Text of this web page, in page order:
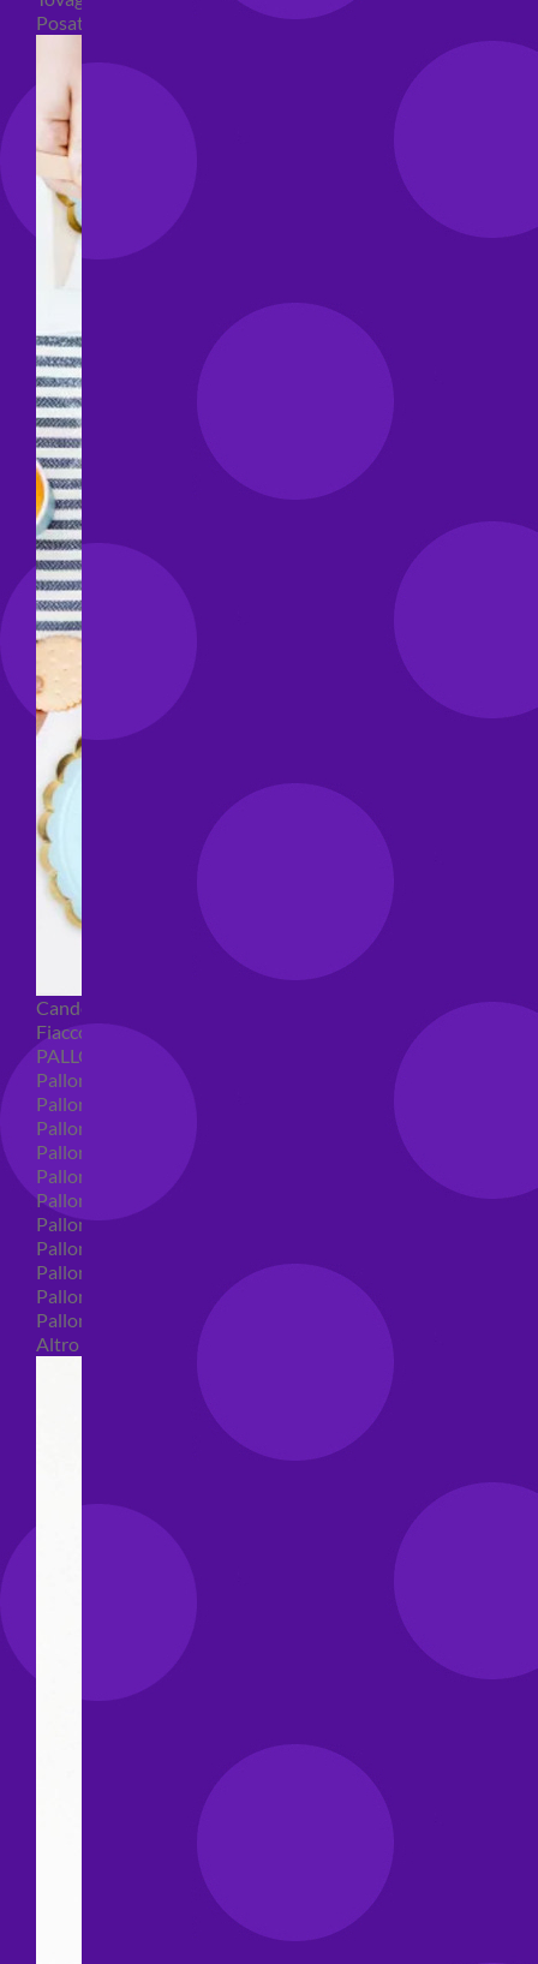
Posate per feste
Candeline compleanno
Fiaccole
PALLONCINI
Palloncini in lattice
Palloncini in lattice monocolore
Palloncini in lattice monocolore dimensione 5"
Palloncini in lattice monocolore dimensione 10"
Palloncini in lattice monocolore dimensione 12"
Palloncini in lattice monocolore dimensione 16"
Palloncini in lattice decorati
Palloncini in lattice decorati dimensione 5"
Palloncini in lattice decorati dimensione 10"
Palloncini in lattice decorati dimensione 12"
Palloncini in lattice decorati dimensione 16"
Altro